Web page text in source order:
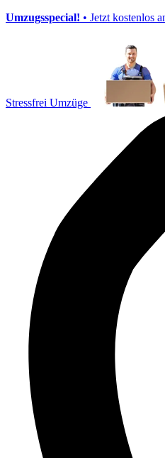
Umzugsspecial! • Jetzt kostenlos
Stressfrei Umzüge